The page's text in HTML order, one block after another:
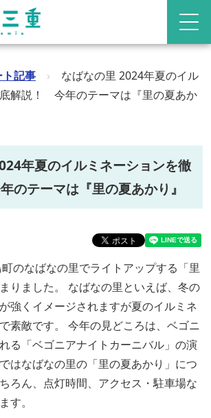
ト記事 ›
なばなの里 2024年夏のイル
解説！ 今年のテーマは『里の夏あか
年夏のイルミネーションを徹
のテーマは『里の夏あかり』
のなばなの里でライトアップする「里
りました。 なばなの里といえば、冬の
強くイメージされますが夏のイルミネ
素敵です。 今年の見どころは、ベゴニ
る「ベゴニアナイトカーニバル」の演
はなばなの里の「里の夏あかり」につ
ろん、点灯時間、アクセス・駐車場な
す。